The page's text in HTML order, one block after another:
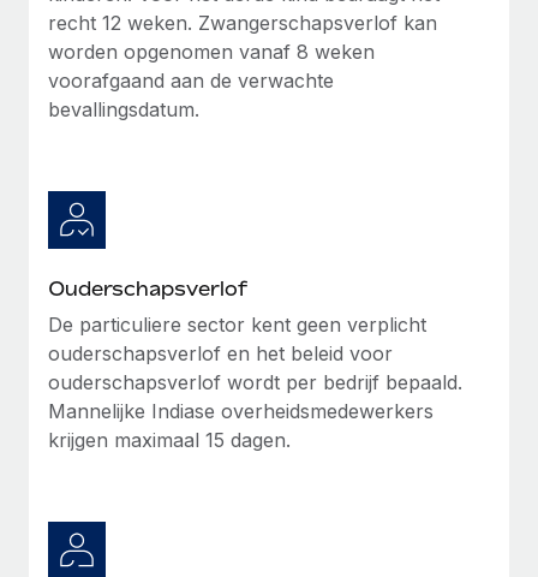
recht 12 weken. Zwangerschapsverlof kan
worden opgenomen vanaf 8 weken
voorafgaand aan de verwachte
bevallingsdatum.
Ouderschapsverlof
De particuliere sector kent geen verplicht
ouderschapsverlof en het beleid voor
ouderschapsverlof wordt per bedrijf bepaald.
Mannelijke Indiase overheidsmedewerkers
krijgen maximaal 15 dagen.